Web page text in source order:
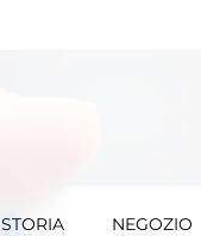
STORIA NEGOZIO